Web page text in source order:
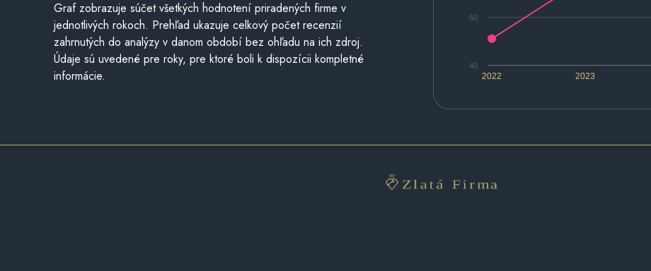
2022 2023
40
60
Graf zobrazuje súčet všetkých hodnotení priradených firme v
jednotlivých rokoch. Prehľad ukazuje celkový počet recenzií
zahrnutých do analýzy v danom období bez ohľadu na ich zdroj.
Údaje sú uvedené pre roky, pre ktoré boli k dispozícii kompletné
informácie.